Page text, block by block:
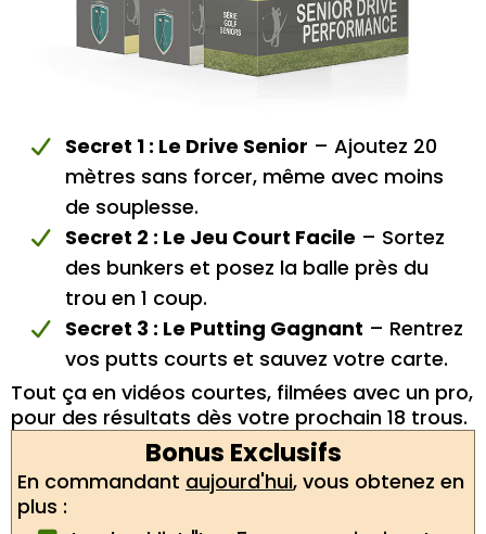
Secret 1 : Le Drive Senior – Ajoutez 20
mètres sans forcer, même avec moins
de souplesse.
Secret 2 : Le Jeu Court Facile – Sortez
des bunkers et posez la balle près du
trou en 1 coup.
Secret 3 : Le Putting Gagnant – Rentrez
vos putts courts et sauvez votre carte.
Tout ça en vidéos courtes, filmées avec un pro,
pour des résultats dès votre prochain 18 trous.
Bonus Exclusifs
En commandant aujourd'hui, vous obtenez en
plus :